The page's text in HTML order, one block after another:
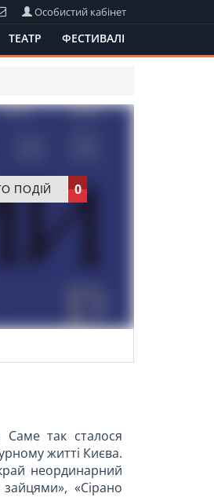
Особистий кабінет
ТЕАТР ФЕСТИВАЛІ
ПОДІЙ 0
Саме так сталося
житті Києва.
неординарний
«Сірано